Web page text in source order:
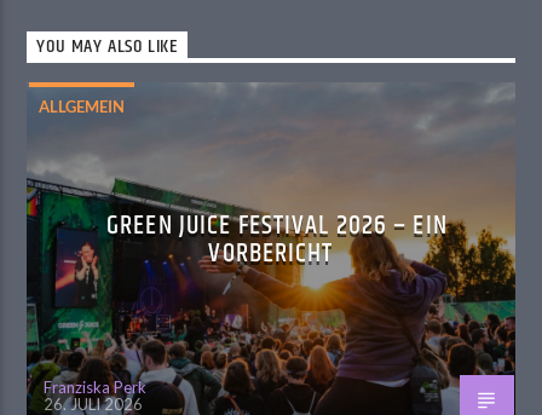
YOU MAY ALSO LIKE
ALLGEMEIN
GREEN JUICE FESTIVAL 2026 – EIN
VORBERICHT
Franziska Perk
26. JULI 2026